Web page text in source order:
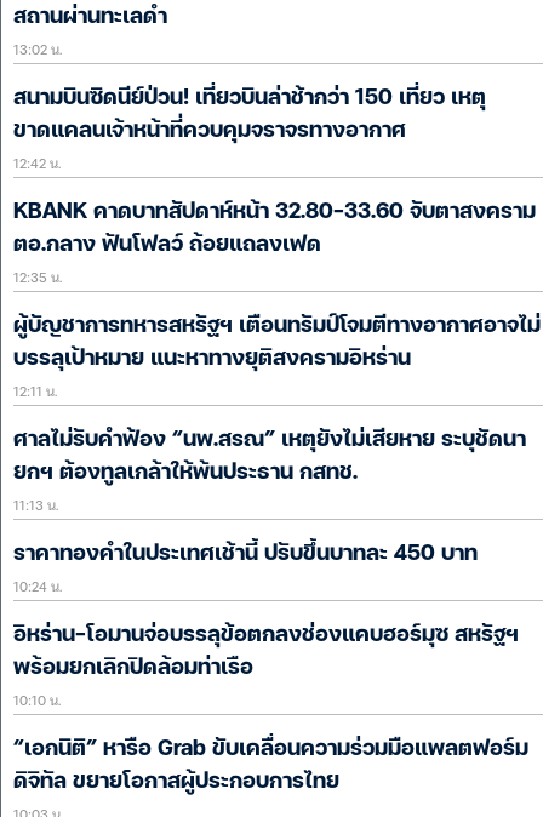
สถานผ่านทะเลดำ
13:02 น.
สนามบินซิดนีย์ป่วน! เที่ยวบินล่าช้ากว่า 150 เที่ยว เหตุ
ขาดแคลนเจ้าหน้าที่ควบคุมจราจรทางอากาศ
12:42 น.
KBANK คาดบาทสัปดาห์หน้า 32.80-33.60 จับตาสงคราม
ตอ.กลาง ฟันโฟลว์ ถ้อยแถลงเฟด
12:35 น.
ผู้บัญชาการทหารสหรัฐฯ เตือนทรัมป์โจมตีทางอากาศอาจไม่
บรรลุเป้าหมาย แนะหาทางยุติสงครามอิหร่าน
12:11 น.
ศาลไม่รับคำฟ้อง “นพ.สรณ” เหตุยังไม่เสียหาย ระบุชัดนา
ยกฯ ต้องทูลเกล้าให้พ้นประธาน กสทช.
11:13 น.
ราคาทองคำในประเทศเช้านี้ ปรับขึ้นบาทละ 450 บาท
10:24 น.
อิหร่าน-โอมานจ่อบรรลุข้อตกลงช่องแคบฮอร์มุซ สหรัฐฯ
พร้อมยกเลิกปิดล้อมท่าเรือ
10:10 น.
“เอกนิติ” หารือ Grab ขับเคลื่อนความร่วมมือแพลตฟอร์ม
ดิจิทัล ขยายโอกาสผู้ประกอบการไทย